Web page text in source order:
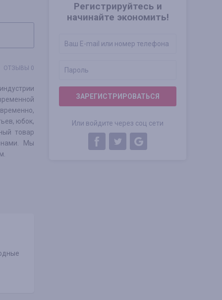
Регистрируйтесь и
начинайте экономить!
ЗАРЕГИСТРИРОВАТЬСЯ
Или войдите через соц сети
ОТЗЫВЫ 0
юбок,
товар
Мы